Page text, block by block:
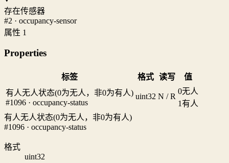
存在传感器
#2 · occupancy-sensor
属性 1
Properties
标签 格式 读写
值
有人无人状态(0为无人，非0为有人)
#1096 · occupancy-status
uint32 N / R
0无人
1有人
有人无人状态(0为无人，非0为有人)
#1096 · occupancy-status
格式
uint32